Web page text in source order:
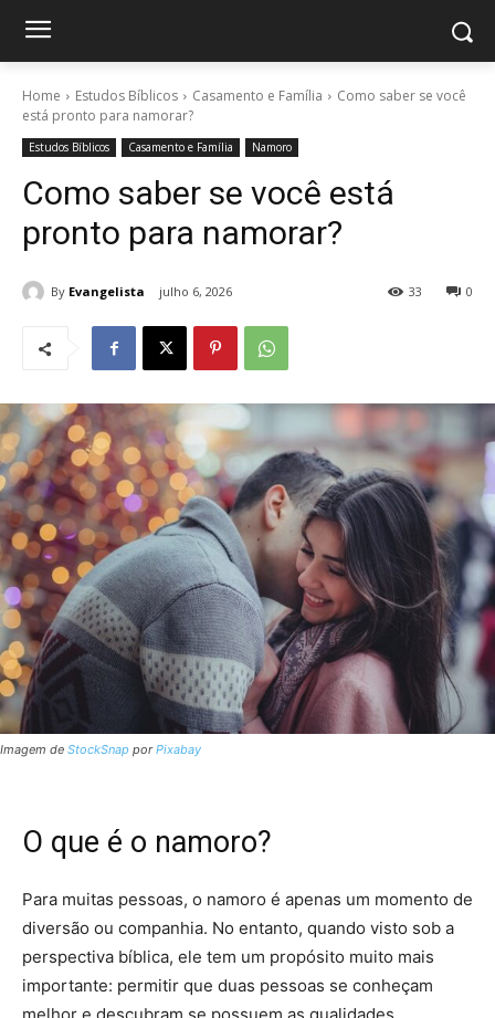
Home Estudos Bíblicos Casamento e Família
Como saber se você
está pronto para namorar?
Estudos Bíblicos Casamento e Família Namoro
Como saber se você está
pronto para namorar?
By Evangelista julho 6, 2026 0
33
Imagem de StockSnap porPixabay
O que é o namoro?
Para muitas pessoas, o namoro é apenas um momento de
diversão ou companhia. No entanto, quando visto sob a
perspectiva bíblica, ele tem um propósito muito mais
importante: permitir que duas pessoas se conheçam